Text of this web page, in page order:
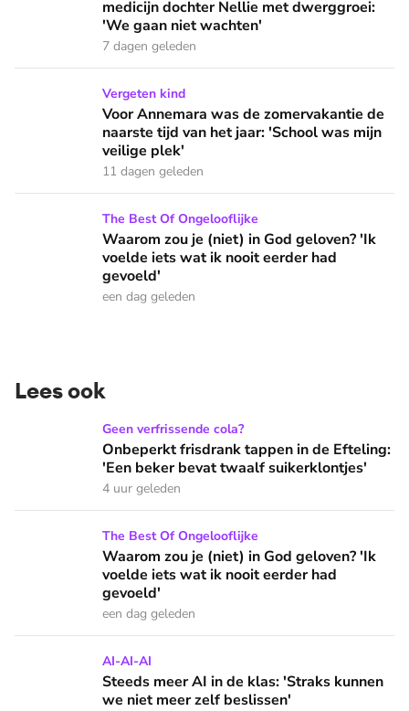
medicijn dochter Nellie met dwerggroei:
'We gaan niet wachten'
7 dagen geleden
Voor Annemara was de zomervakantie de naarste tijd van
Vergeten kind
Voor Annemara was de zomervakantie de
naarste tijd van het jaar: 'School was mijn
veilige plek'
11 dagen geleden
Waarom zou je (niet) in God geloven? 'Ik voelde iets wat
The Best Of Ongelooflijke
Waarom zou je (niet) in God geloven? 'Ik
voelde iets wat ik nooit eerder had
gevoeld'
een dag geleden
Lees ook
Onbeperkt frisdrank tappen in de Efteling: 'Een beker
Geen verfrissende cola?
Onbeperkt frisdrank tappen in de Efteling:
'Een beker bevat twaalf suikerklontjes'
4 uur geleden
Waarom zou je (niet) in God geloven? 'Ik voelde iets wat
The Best Of Ongelooflijke
Waarom zou je (niet) in God geloven? 'Ik
voelde iets wat ik nooit eerder had
gevoeld'
een dag geleden
Steeds meer AI in de klas: 'Straks kunnen we niet meer
AI-AI-AI
Steeds meer AI in de klas: 'Straks kunnen
we niet meer zelf beslissen'